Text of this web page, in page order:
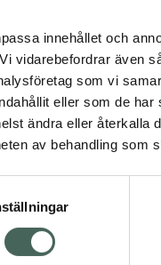
innehållet och
vidarebefordrar även
som vi
eller som de
ändra eller återkalla
av behandling som
Visa